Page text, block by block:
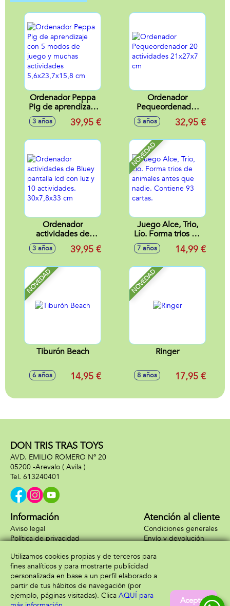
Ordenador Peppa
Pig de aprendizaje
con 5 modos de
juego y muchas
3 años 39,95 €
Ordenador
Pequeordenador
20 actividades
21x27x7 cm
3 años 32,95 €
Ordenador
actividades de
Bluey pantalla lcd
con luz y 10
30x7,8x33 cm
3 años 39,95 €
NOVEDAD
Juego Alce, Trio,
Lío. Forma trios de
animales antes que
nadie. Contiene 93
7 años 14,99 €
NOVEDAD
Tiburón Beach
6 años 14,95 €
NOVEDAD
Ringer
8 años 17,95 €
DON TRIS TRAS TOYS
AVD. EMILIO ROMERO Nº 20
05200 -Arevalo ( Avila )
613240401
Información
Aviso legal
Política de privacidad
Atención al cliente
Condiciones generales
Envío y devolución
Formas de pago
Utilizamos cookies propias y de terceros para
fines analíticos y para mostrarte publicidad
personalizada en base a un perfil elaborado a
partir de tus hábitos de navegación (por
ejemplo, páginas visitadas). Clica AQUÍ para
Aceptar